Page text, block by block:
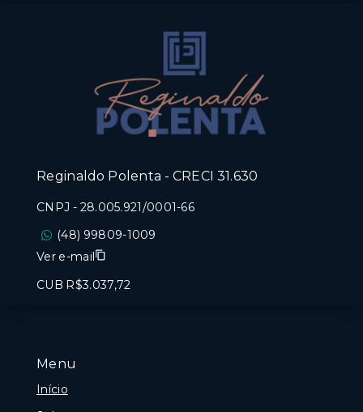
Menu
Início
Reginaldo Polenta - CRECI 31.630
CNPJ - 28.005.921/0001-66
(48) 99809-1009
Ver e-mail
CUB R$3.037,72